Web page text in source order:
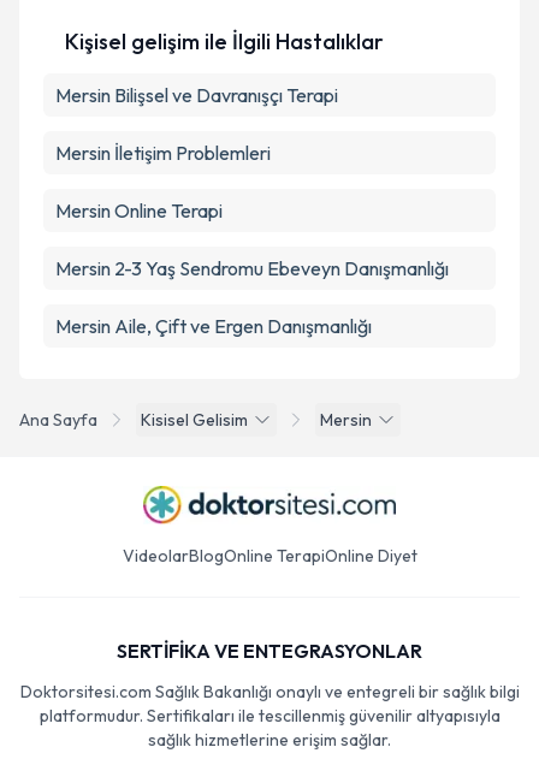
Ana Sayfa Kisisel Gelisim Mersin
Kişisel gelişim ile İlgili Hastalıklar
Mersin Bilişsel ve Davranışçı Terapi
Mersin İletişim Problemleri
Mersin Online Terapi
Mersin 2-3 Yaş Sendromu Ebeveyn Danışmanlığı
Mersin Aile, Çift ve Ergen Danışmanlığı
VideolarBlogOnline TerapiOnline Diyet
SERTİFİKA VE ENTEGRASYONLAR
Doktorsitesi.com Sağlık Bakanlığı onaylı ve entegreli bir sağlık bilgi
platformudur. Sertifikaları ile tescillenmiş güvenilir altyapısıyla
sağlık hizmetlerine erişim sağlar.